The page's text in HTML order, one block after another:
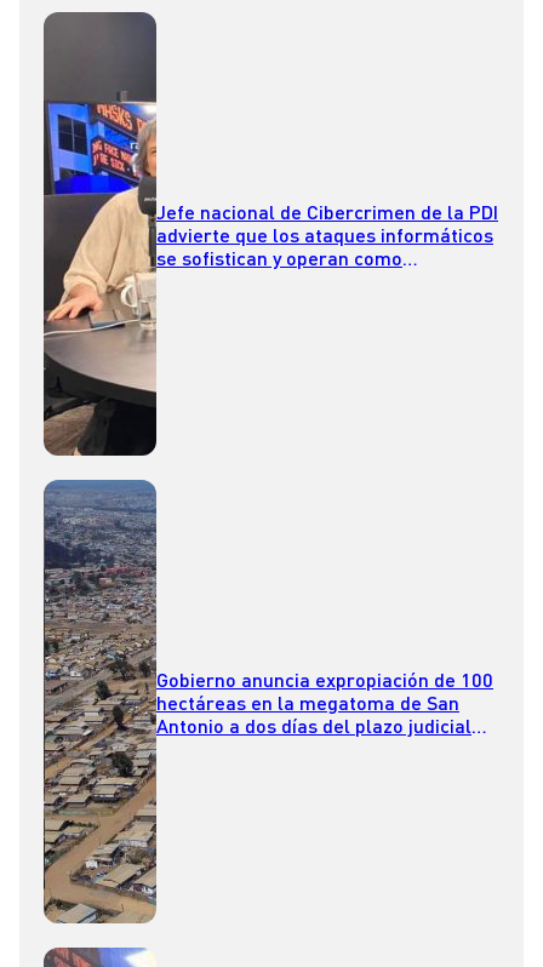
Jefe nacional de Cibercrimen de la PDI
advierte que los ataques informáticos
se sofistican y operan como
Gobierno anuncia expropiación de 100
hectáreas en la megatoma de San
Antonio a dos días del plazo judicial